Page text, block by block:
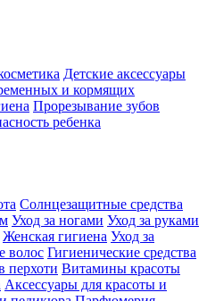
Детские аксессуары
и кормящих
Прорезывание зубов
ребенка
Солнцезащитные средства
Уход за ногами Уход за руками
Женская гигиена Уход за
волос Гигиенические средства
перхоти Витамины красоты
Аксессуары для красоты и